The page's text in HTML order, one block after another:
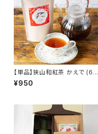
【単品】狭山和紅茶 かえで (60
gクラフトパック)／豊かな香りと
あまみで優雅なティータイム！
¥950